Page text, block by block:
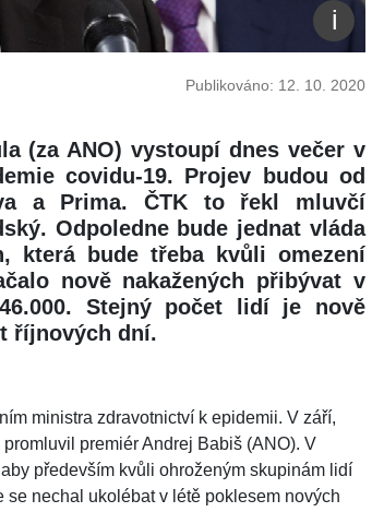
Publikováno: 12. 10. 2020
(za ANO) vystoupí dnes večer v
covidu-19. Projev budou od
a Prima. ČTK to řekl mluvčí
Odpoledne bude jednat vláda
která bude třeba kvůli omezení
nově nakažených přibývat v
Stejný počet lidí je nově
říjnových dní.
ministra zdravotnictví k epidemii. V září,
premiér Andrej Babiš (ANO). V
především kvůli ohroženým skupinám lidí
nechal ukolébat v létě poklesem nových